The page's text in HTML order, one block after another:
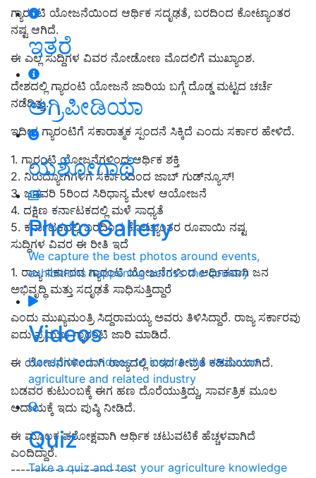
ಇತರೆ
ಅಗ್ರಿಪೀಡಿಯಾ
ಯಶೋಗಾಥೆ
Photo Gallery
We capture the best photos around events,
exhibitions happening across the country
Videos
Handpicked videos to inspire the nation on
agriculture and related industry
Quiz
Take a quiz and test your agriculture knowledge
ಗ್ಯಾರಂಟಿ ಯೋಜನೆಯಿಂದ ಆರ್ಥಿಕ ಸದೃಢತೆ, ಬರದಿಂದ ಕೋಟ್ಯಾಂತರ
ನಷ್ಟ ಆಗಿದೆ.
ಈ ಎಲ್ಲ ಸುದ್ದಿಗಳ ವಿವರ ನೋಡೋಣ ಮೊದಲಿಗೆ ಮುಖ್ಯಾಂಶ.
ದೇಶದಲ್ಲಿ ಗ್ಯಾರಂಟಿ ಯೋಜನೆ ಜಾರಿಯ ಬಗ್ಗೆ ದೊಡ್ಡ ಮಟ್ಟದ ಚರ್ಚೆ
ನಡೆದಿತ್ತು.
ಇದೀಗ ಗ್ಯಾರಂಟಿಗೆ ಸಕಾರಾತ್ಮಕ ಸ್ಪಂದನೆ ಸಿಕ್ಕಿದೆ ಎಂದು ಸರ್ಕಾರ ಹೇಳಿದೆ.
1. ಗ್ಯಾರಂಟಿ ಯೋಜನೆಗಳಿಂದ ಆರ್ಥಿಕ ಶಕ್ತಿ
2. ನಿರುದ್ಯೋಗಿಗಳಿಗೆ ಸರ್ಕಾರದಿಂದ ಜಾಬ್‌ ಗುಡ್‌ನ್ಯೂಸ್‌!
3. ಜನವರಿ 5ರಿಂದ ಸಿರಿಧಾನ್ಯ ಮೇಳ ಆಯೋಜನೆ
4. ದಕ್ಷಿಣ ಕರ್ನಾಟಕದಲ್ಲಿ ಮಳೆ ಸಾಧ್ಯತೆ
5. ಕರ್ನಾಟಕದಲ್ಲಿ ಬರದಿಂದ ಕೋಟ್ಯಾಂತರ ರೂಪಾಯಿ ನಷ್ಟ
ಸುದ್ದಿಗಳ ವಿವರ ಈ ರೀತಿ ಇದೆ
1. ರಾಜ್ಯ ಸರ್ಕಾರದ ಗ್ಯಾರಂಟಿ ಯೋಜನೆಗಳಿಂದ ಆರ್ಥಿಕವಾಗಿ ಜನ
ಅಭಿವೃದ್ಧಿ ಮತ್ತು ಸದೃಢತೆ ಸಾಧಿಸುತ್ತಿದ್ದಾರೆ
ಎಂದು ಮುಖ್ಯಮಂತ್ರಿ ಸಿದ್ದರಾಮಯ್ಯ ಅವರು ತಿಳಿಸಿದ್ದಾರೆ. ರಾಜ್ಯ ಸರ್ಕಾರವು
ಐದು ಪ್ರಮುಖ ಗ್ಯಾರಂಟಿ ಜಾರಿ ಮಾಡಿದೆ.
ಈ ಯೋಜನೆಗಳಿಂದಾಗಿರಾಜ್ಯದಲ್ಲಿ ಬರದ ತೀವ್ರತೆ ಕಡಿಮೆಯಾಗಿದೆ.
ಬಡವರ ಕುಟುಂಬಕ್ಕೆ ಈಗ ಹಣ ದೊರೆಯುತ್ತಿದ್ದು, ಸಾರ್ವತ್ರಿಕ ಮೂಲ
ಆದಾಯಕ್ಕೆ ಇದು ಪುಷ್ಠಿ ನೀಡಿದೆ.
ಈ ಮೂಲಕ ಪರೋಕ್ಷವಾಗಿ ಆರ್ಥಿಕ ಚಟುವಟಿಕೆ ಹೆಚ್ಚಳವಾಗಿದೆ
ಎಂದಿದ್ದಾರೆ.
-------------------------